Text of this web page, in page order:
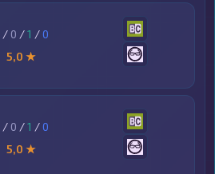
/ 0 /1 /0
5,0 ★
/ 0 /1 /0
5,0 ★